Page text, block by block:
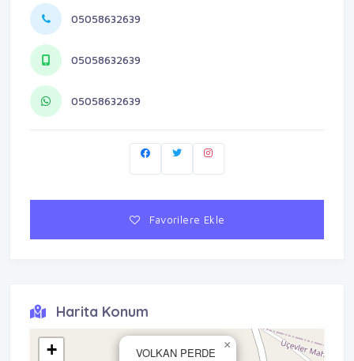
05058632639
05058632639
05058632639
Favorilere Ekle
Harita Konum
VOLKAN PERDE
×
+